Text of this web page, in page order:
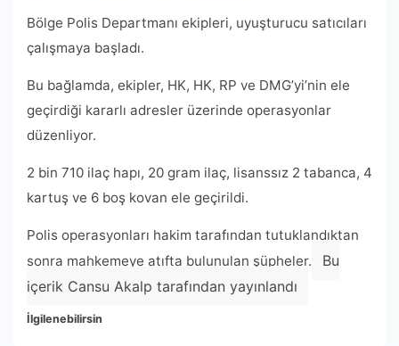
Bölge Polis Departmanı ekipleri, uyuşturucu satıcıları
çalışmaya başladı.
Bu bağlamda, ekipler, HK, HK, RP ve DMG’yi’nin ele
geçirdiği kararlı adresler üzerinde operasyonlar
düzenliyor.
2 bin 710 ilaç hapı, 20 gram ilaç, lisanssız 2 tabanca, 4
kartuş ve 6 boş kovan ele geçirildi.
Polis operasyonları hakim tarafından tutuklandıktan
sonra mahkemeye atıfta bulunulan şüpheler.
Bu
içerik Cansu Akalp tarafından yayınlandı
İlgilenebilirsin